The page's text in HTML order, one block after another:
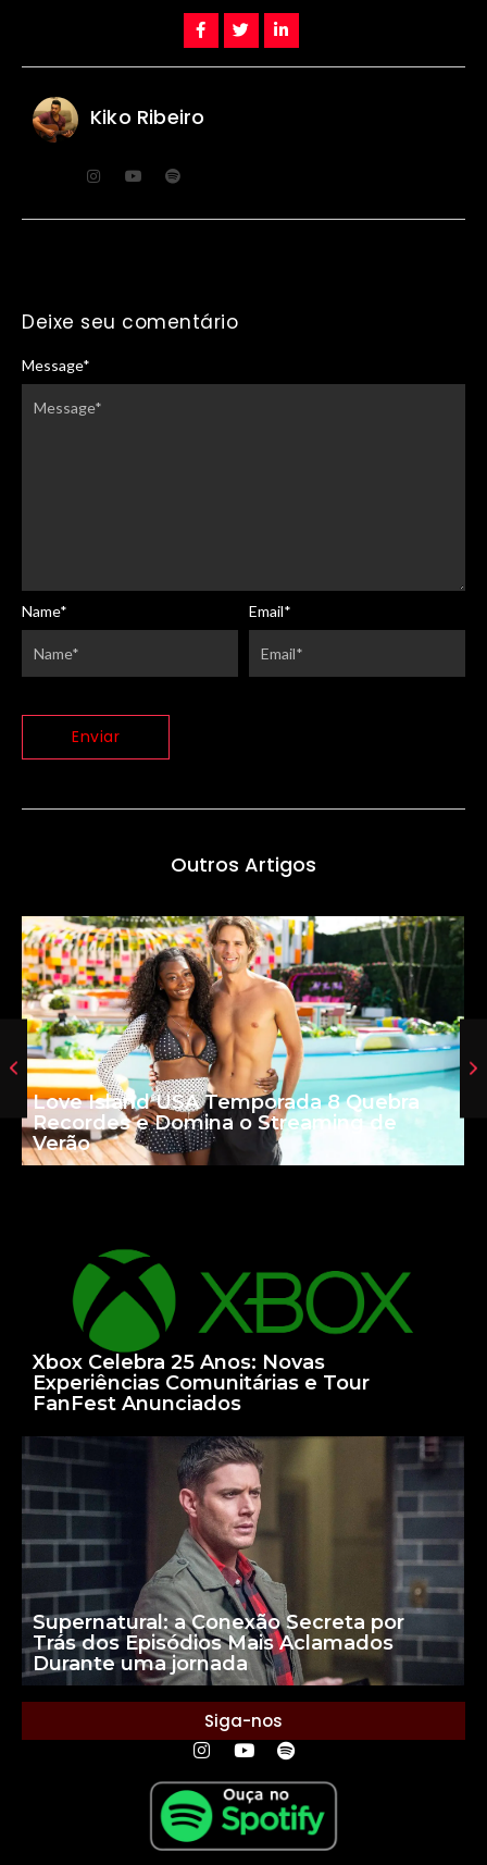
Kiko Ribeiro
Deixe seu comentário
Message*
Name* Email*
Outros Artigos
Love Island USA Temporada 8 Quebra
Recordes e Domina o Streaming de
Verão
Xbox Celebra 25 Anos: Novas
Experiências Comunitárias e Tour
FanFest Anunciados
Supernatural: a Conexão Secreta por
Trás dos Episódios Mais Aclamados
Durante uma jornada
Siga-nos